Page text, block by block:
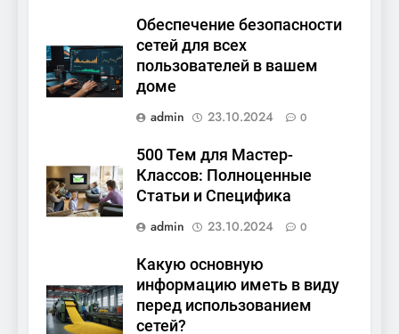
Обеспечение безопасности
сетей для всех
пользователей в вашем
доме
admin
23.10.2024 0
500 Тем для Мастер-
Классов: Полноценные
Статьи и Специфика
admin
23.10.2024 0
Какую основную
информацию иметь в виду
перед использованием
сетей?